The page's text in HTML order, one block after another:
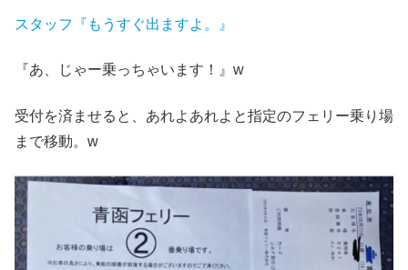
スタッフ『もうすぐ出ますよ。』
『あ、じゃー乗っちゃいます！』w
受付を済ませると、あれよあれよと指定のフェリー乗り場
まで移動。w